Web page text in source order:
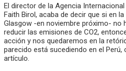
El director de la Agencia Internacional
Faith Birol, acaba de decir que si en
Glasgow -en noviembre próximo- no
reducir las emisiones de CO2,
acción y nos quedaremos en la
parecido está sucediendo en el
artículo.